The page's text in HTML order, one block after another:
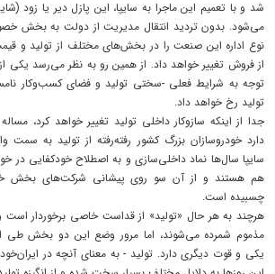
شد و با تعمیم این ماجرا به سایپا، این پازل دیر یا زود
می‌شود. بدون تردید انتقال مدیریت از دولت به بخش
نوع اداره این صنعت را در بخش‌‌‌های مختلف از تولید و
از فروش تغییر خواهد داد. از همین رو به نظر می‌رسد یکی
توجه به شرایط فعلی -سختی تولید و فضای کسب‌و‌کار
تولید رخ خواهد داد.
جدا از اینکه سازوکار داخلی تولید تغییر خواهد کرد،
دارد خودروسازان بزرگ کشور رفته‌رفته از تولید به سمت
سایپا سال‌ها نماد داخلی‌سازی و به اصطلاح خودکفایی در
هم هستند و از آن سو روی پیشانی شرکت‌های بخش
چسبیده است.
هرچند به هر حال «تولید» از قداست خاصی برخوردار است و
مذموم شمرده می‌شوند، اما مرور وضع این دو بخش طی
یکی و قوت دیگری دارد. تولید - به معنای آنچه در